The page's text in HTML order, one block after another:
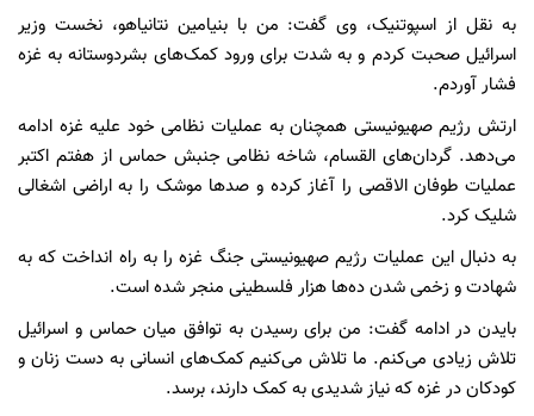
به نقل از اسپوتنیک، وی گفت: من با بنیامین نتانیاهو، نخست وزیر
اسرائیل صحبت کردم و به شدت برای ورود کمک‌های بشردوستانه به غزه
فشار آوردم.
ارتش رژیم صهیونیستی همچنان به عملیات نظامی خود علیه غزه ادامه
می‌دهد. گردان‌های القسام، شاخه نظامی جنبش حماس از هفتم اکتبر
عملیات طوفان الاقصی را آغاز کرده و صدها موشک را به اراضی اشغالی
شلیک کرد.
به دنبال این عملیات رژیم صهیونیستی جنگ غزه را به راه انداخت که به
شهادت و زخمی شدن ده‌ها هزار فلسطینی منجر شده است.
بایدن در ادامه گفت: من برای رسیدن به توافق میان حماس و اسرائیل
تلاش زیادی می‌کنم. ما تلاش می‌کنیم کمک‌های انسانی به دست زنان و
کودکان در غزه که نیاز شدیدی به کمک دارند، برسد.